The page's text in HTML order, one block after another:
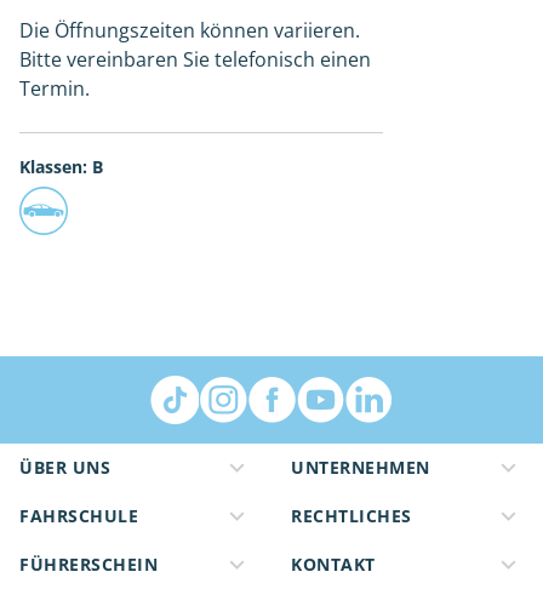
Die Öffnungszeiten können variieren.
Bitte vereinbaren Sie telefonisch einen
Termin.
Klassen: B
ÜBER UNS
FAHRSCHULE
FÜHRERSCHEIN
UNTERNEHMEN
RECHTLICHES
KONTAKT